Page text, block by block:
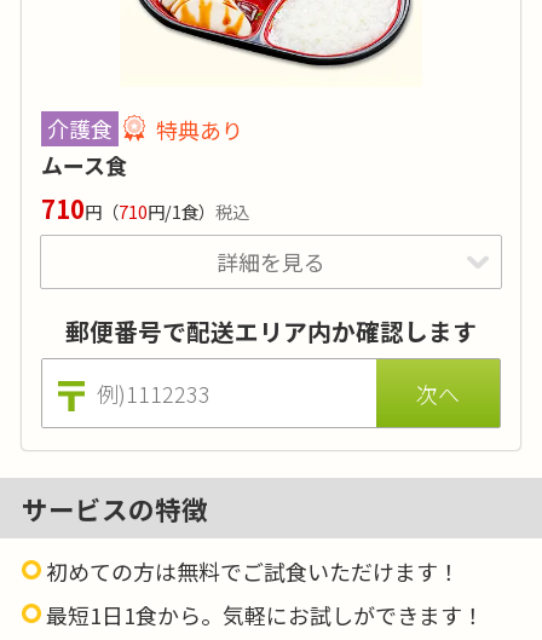
: -
10ｇ以下
品目数
-
脂質:-／カリウム:500mg以下／リン:-
価格はごはんセットの場合（おかずのみは830円 ※税込）。
たんぱく調整米でのご提供も可能です。
介護食
特典あり
ムース食
710円 （710円/1食）税込
食べ物を噛むことや飲み込むことが困難な方
に。美味しさや料理の香りも兼ね備えており、
美味しい食事を安心しておめしあがりいただけ
ます。
カロリー : -
詳細を見る
郵便番号で配送エリア内か確認します
サービスの特徴
初めての方は無料でご試食いただけます！
最短1日1食から。気軽にお試しができます！